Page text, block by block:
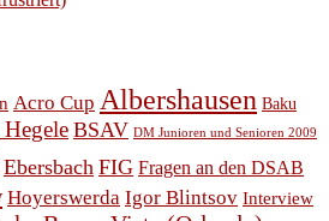
Acro Cup Albershausen Baku
BSAV DM Junioren und Senioren 2009
Ebersbach FIG Fragen an den DSAB
Hoyerswerda Igor Blintsov Interview